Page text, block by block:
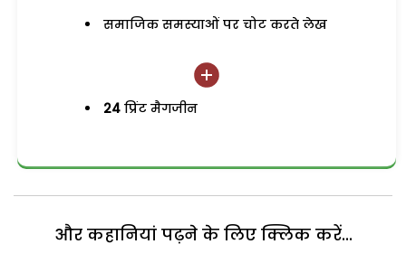
समाजिक समस्याओं पर चोट करते लेख
24 प्रिंट मैगजीन
और कहानियां पढ़ने के लिए क्लिक करें...